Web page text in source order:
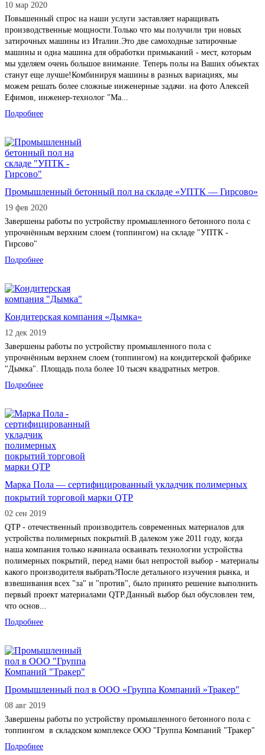
10 мар 2020
Повышенный спрос на наши услуги заставляет наращивать
производственные мощности.Только что мы получили три новых
затирочных машины из Италии.Это две самоходные затирочные
машины и одна машина для обработки примыканий - мест, которым
мы уделяем очень большое внимание. Теперь полы на Ваших объектах
станут еще лучше!Комбинируя машины в разных вариациях, мы
можем решать более сложные инженерные задачи. на фото Алексей
Ефимов, инженер-технолог "Ма...
Подробнее
Промышленный бетонный пол на складе «УПТК — Гирсово»
19 фев 2020
Завершены работы по устройству промышленного бетонного пола с
упрочнённым верхним слоем (топпингом) на складе "УПТК -
Гирсово"
Подробнее
Кондитерская компания «Дымка»
12 дек 2019
Завершены работы по устройству промышленного пола с
упрочнённым верхнем слоем (топпингом) на кондитерской фабрике
"Дымка". Площадь пола более 10 тысяч квадратных метров.
Подробнее
Марка Пола — сертифицированный укладчик полимерных
покрытий торговой марки QTP
02 сен 2019
QTP - отечественный производитель современных материалов для
устройства полимерных покрытий.В далеком уже 2011 году, когда
наша компания только начинала осваивать технологии устройства
полимерных покрытий, перед нами был непростой выбор - материалы
какого производителя выбрать?После детального изучения рынка, и
взвешивания всех "за" и "против", было принято решение выполнить
первый проект материалами QTP.Данный выбор был обусловлен тем,
что основ...
Подробнее
Промышленный пол в ООО «Группа Компаний »Тракер"
08 авг 2019
Завершены работы по устройству промышленного бетонного пола с
топпингом в складском комплексе ООО "Группа Компаний "Тракер"
Подробнее